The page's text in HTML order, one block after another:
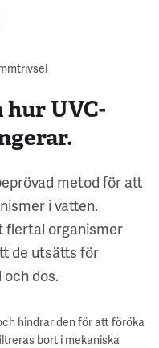
hur UVC-
metod för att
i vatten.
flertal organismer
de utsätts för
dos.
hindrar den för att föröka
bort i mekaniska